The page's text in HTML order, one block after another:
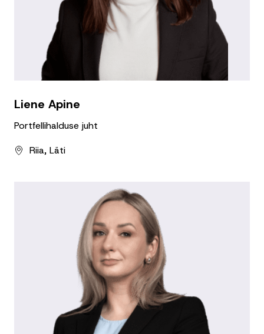
Liene Apine
Portfellihalduse juht
Riia, Läti